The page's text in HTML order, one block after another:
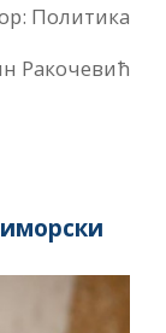
Политика
Ракочевић